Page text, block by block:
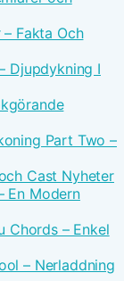
Fakta Och
Djupdykning I
Part Two –
Cast Nyheter
En Modern
Chords – Enkel
– Nerladdning